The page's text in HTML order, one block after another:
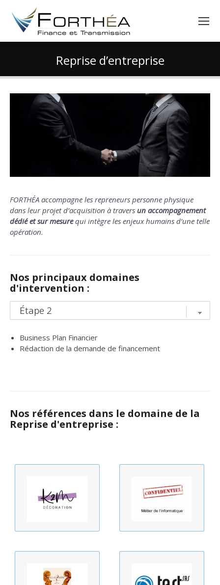
Reprise d’entreprise
Vous êtes ici :
FORTHÉA accompagne les repreneurs personne physique
dans leur projet d’acquisition à travers un accompagnement
dédié et sur mesurequi intègre les enjeux humains d’une telle
opération.
Nos principaux domaines
d'intervention :
Business Plan Financier
Rédaction de la demande de financement
Nos références dans le domaine de la
Reprise d'entreprise :